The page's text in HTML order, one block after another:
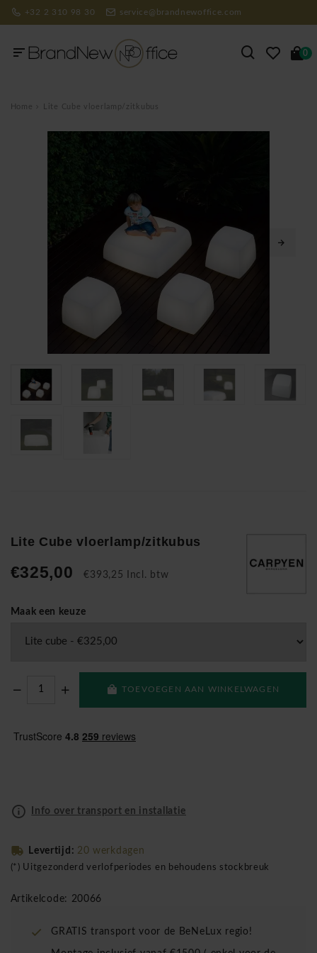
+32 2 310 98 30 service@brandnewoffice.com
0
Home Lite Cube vloerlamp/zitkubus
Lite Cube vloerlamp/zitkubus
€325,00 €393,25 Incl. btw
Maak een keuze
TOEVOEGEN AAN WINKELWAGEN
Info over transport en installatie
Levertijd: 20 werkdagen
(*) Uitgezonderd verlofperiodes en behoudens stockbreuk
Artikelcode: 20066
GRATIS transport voor de BeNeLux regio!